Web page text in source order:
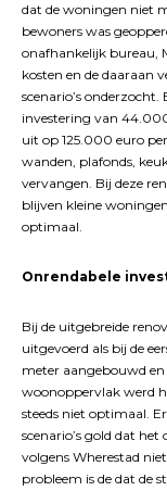
dat de woningen niet
bewoners was
onafhankelijk bureau,
kosten en de daaraan
scenario’s
investering van
uit op 125.000 euro
wanden, plafonds,
vervangen. Bij deze
blijven kleine
optimaal.
Onrendabele
Bij de uitgebreide
uitgevoerd als bij de
meter aangebouwd en
woonoppervlak werd
steeds niet optimaal.
scenario’s gold dat
volgens Wherestad
probleem is de dat de